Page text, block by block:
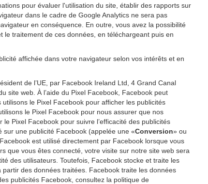
pour évaluer l'utilisation du site, établir des rapports sur
dans le cadre de Google Analytics ne sera pas
en conséquence. En outre, vous avez la possibilité
traitement de ces données, en téléchargeant puis en
affichée dans votre navigateur selon vos intérêts et en
de l’UE, par Facebook Ireland Ltd, 4 Grand Canal
site web. À l’aide du Pixel Facebook, Facebook peut
le Pixel Facebook pour afficher les publicités
le Pixel Facebook pour nous assurer que nos
Pixel Facebook pour suivre l’efficacité des publicités
sur une publicité Facebook (appelée une «Conversion» ou
est utilisé directement par Facebook lorsque vous
que vous êtes connecté, votre visite sur notre site web sera
des utilisateurs. Toutefois, Facebook stocke et traite les
des données traitées. Facebook traite les données
publicités Facebook, consultez la politique de